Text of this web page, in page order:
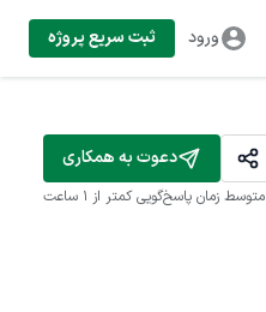
ورود ثبت سریع پروژه
دعوت به همکاری
متوسط زمان پاسخ‌گویی کمتر از 1 ساعت